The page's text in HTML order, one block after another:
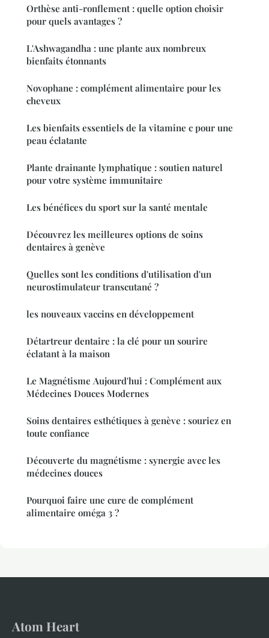
Orthèse anti-ronflement : quelle option choisir
pour quels avantages ?
L'Ashwagandha : une plante aux nombreux
bienfaits étonnants
Novophane : complément alimentaire pour les
cheveux
Les bienfaits essentiels de la vitamine c pour une
peau éclatante
Plante drainante lymphatique : soutien naturel
pour votre système immunitaire
Les bénéfices du sport sur la santé mentale
Découvrez les meilleures options de soins
dentaires à genève
Quelles sont les conditions d'utilisation d'un
neurostimulateur transcutané ?
les nouveaux vaccins en développement
Détartreur dentaire : la clé pour un sourire
éclatant à la maison
Le Magnétisme Aujourd'hui : Complément aux
Médecines Douces Modernes
Soins dentaires esthétiques à genève : souriez en
toute confiance
Découverte du magnétisme : synergie avec les
médecines douces
Pourquoi faire une cure de complément
alimentaire oméga 3 ?
Atom Heart